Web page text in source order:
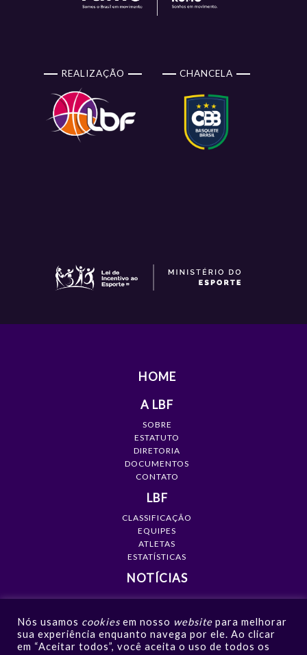
REALIZAÇÃO CHANCELA
HOME
A LBF
SOBRE
ESTATUTO
DIRETORIA
DOCUMENTOS
CONTATO
LBF
CLASSIFICAÇÃO
EQUIPES
ATLETAS
ESTATÍSTICAS
NOTÍCIAS
GALERIAS
VÍDEOS
NOTÍCIAS
Nós usamos cookies em nosso website para melhorar
sua experiência enquanto navega por ele. Ao clicar
em “Aceitar todos”, você aceita o uso de todos os